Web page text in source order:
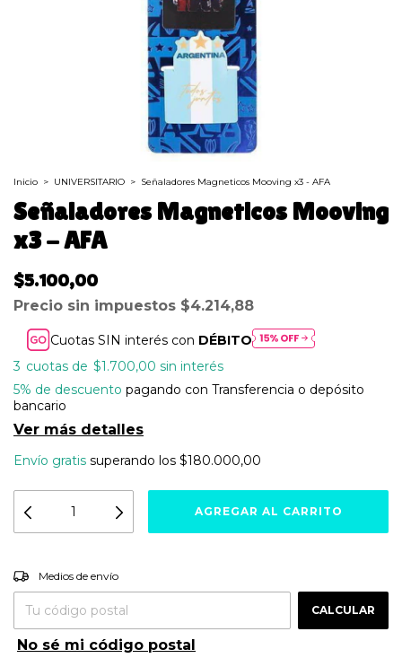
Inicio > UNIVERSITARIO > Señaladores Magneticos Mooving x3 - AFA
Señaladores Magneticos Mooving
x3 - AFA
$5.100,00
Precio sin impuestos $4.214,88
Cuotas SIN interés con DÉBITO
3
$1.700,00 sin interés
5% de descuento pagando con Transferencia o depósito
bancario
Ver más detalles
Envío gratis superando los $180.000,00
Entregas para el CP:
Medios de envío
CALCULAR
No sé mi código postal